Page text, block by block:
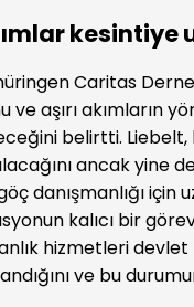
kesintiye
Caritas
ve aşırı akımların
belirtti.
ancak yine
danışmanlığı
kalıcı bir
hizmetleri
ve bu